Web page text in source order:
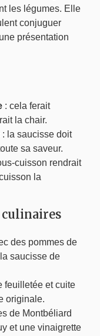
les légumes. Elle
conjuguer
présentation
: cela ferait
la chair.
: la saucisse doit
sa saveur.
cuisson rendrait
la
des pommes de
saucisse de
feuilletée et cuite
originale.
de Montbéliard
et une vinaigrette